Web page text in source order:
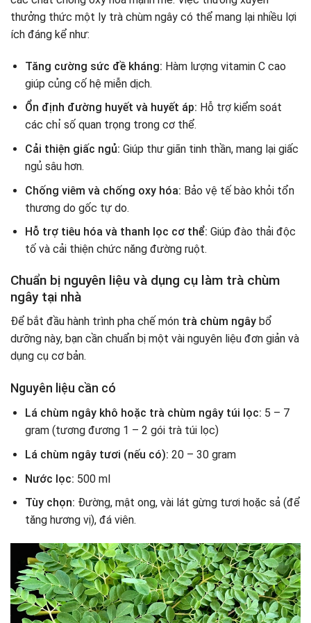
thưởng thức một ly trà chùm ngây có thể mang lại nhiều lợi
ích đáng kể như:
Tăng cường sức đề kháng: Hàm lượng vitamin C cao
giúp củng cố hệ miễn dịch.
Ổn định đường huyết và huyết áp: Hỗ trợ kiểm soát
các chỉ số quan trọng trong cơ thể.
Cải thiện giấc ngủ: Giúp thư giãn tinh thần, mang lại giấc
ngủ sâu hơn.
Chống viêm và chống oxy hóa: Bảo vệ tế bào khỏi tổn
thương do gốc tự do.
Hỗ trợ tiêu hóa và thanh lọc cơ thể: Giúp đào thải độc
tố và cải thiện chức năng đường ruột.
Chuẩn bị nguyên liệu và dụng cụ làm trà chùm
ngây tại nhà
Để bắt đầu hành trình pha chế món trà chùm ngây bổ
dưỡng này, bạn cần chuẩn bị một vài nguyên liệu đơn giản và
dụng cụ cơ bản.
Nguyên liệu cần có
Lá chùm ngây khô hoặc trà chùm ngây túi lọc: 5 – 7
gram (tương đương 1 – 2 gói trà túi lọc)
Lá chùm ngây tươi (nếu có): 20 – 30 gram
Nước lọc: 500 ml
Tùy chọn: Đường, mật ong, vài lát gừng tươi hoặc sả (để
tăng hương vị), đá viên.